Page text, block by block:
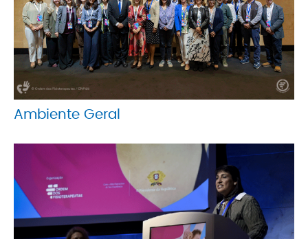
Ambiente Geral